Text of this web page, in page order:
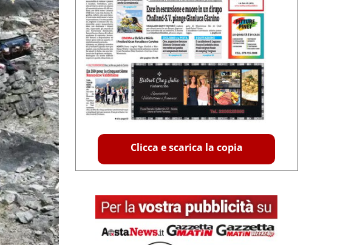
Clicca e scarica la copia